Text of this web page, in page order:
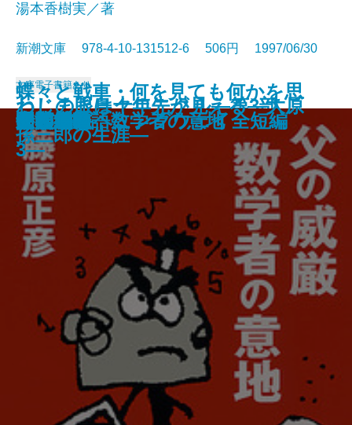
ねじまき鳥クロニクル―第3部
鳥刺し男編―
晏子〔一〕
晏子〔二〕
トゥインクル・ボーイ
流星たちの宴
陋巷に在り〔2〕呪の巻
リヴィエラを撃て〔上〕
リヴィエラを撃て〔下〕
天狗争乱
ポプラの秋
湯本香樹実／著
新潮文庫 978-4-10-131512-6 506円 1997/06/30
文庫電子書籍あり
父の威厳 数学者の意地
天鵞絨物語
家族趣味
牛への道
わしの眼は十年先が見える―大原
孫三郎の生涯―
母の影
閉鎖病棟
蝶々と戦車・何を見ても何かを思
いだす―ヘミングウェイ全短編
3―
明和絵暦
夕顔